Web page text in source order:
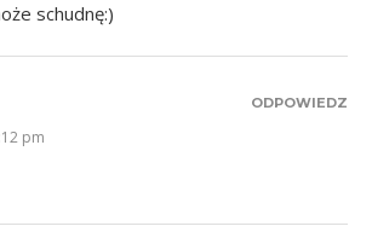
schudnę:)
pm
ODPOWIEDZ